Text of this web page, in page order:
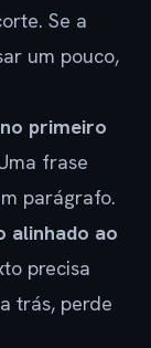
Se a
um pouco,
primeiro
frase
parágrafo.
alinhado ao
precisa
trás, perde